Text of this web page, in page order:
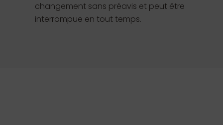
changement sans préavis et peut être
interrompue en tout temps.